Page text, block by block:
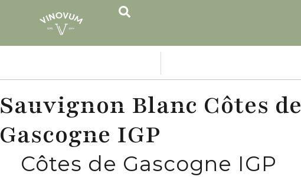
Sauvignon Blanc Côtes de
Gascogne IGP
Côtes de Gascogne IGP